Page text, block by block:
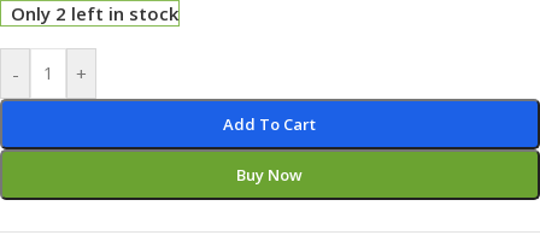
Only 2 left in stock
- +
Add To Cart
Buy Now
Alternative: